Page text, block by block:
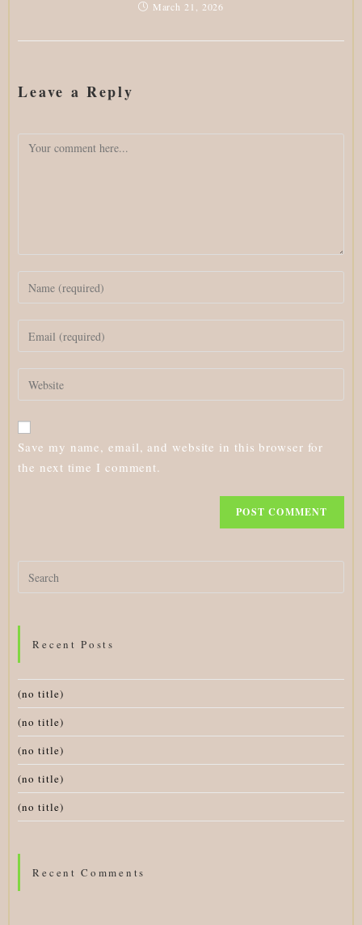
March 21, 2026
Leave a Reply
Comment
name
or
username
to
comment
email
address
to
comment
URL
(optional)
Save my name, email, and website in this browser for
the next time I comment.
Recent Posts
(no title)
(no title)
(no title)
(no title)
(no title)
Recent Comments